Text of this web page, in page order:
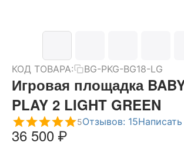
КОД ТОВАРА: BG-PKG-BG18-LG
Игровая площадка
PLAY 2 LIGHT GREEN
5Отзывов: 15
36 500₽